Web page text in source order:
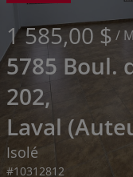
1 585,00 $ /
5785 Boul.
202,
Laval
Isolé
#10312812